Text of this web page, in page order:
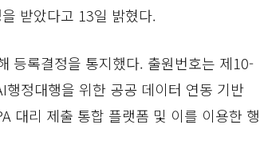
받았다고 13일 밝혔다.
등록결정을 통지했다. 출원번호는 제10-
정대행을 위한 공공 데이터 연동 기반
대리 제출 통합 플랫폼 및 이를 이용한 행